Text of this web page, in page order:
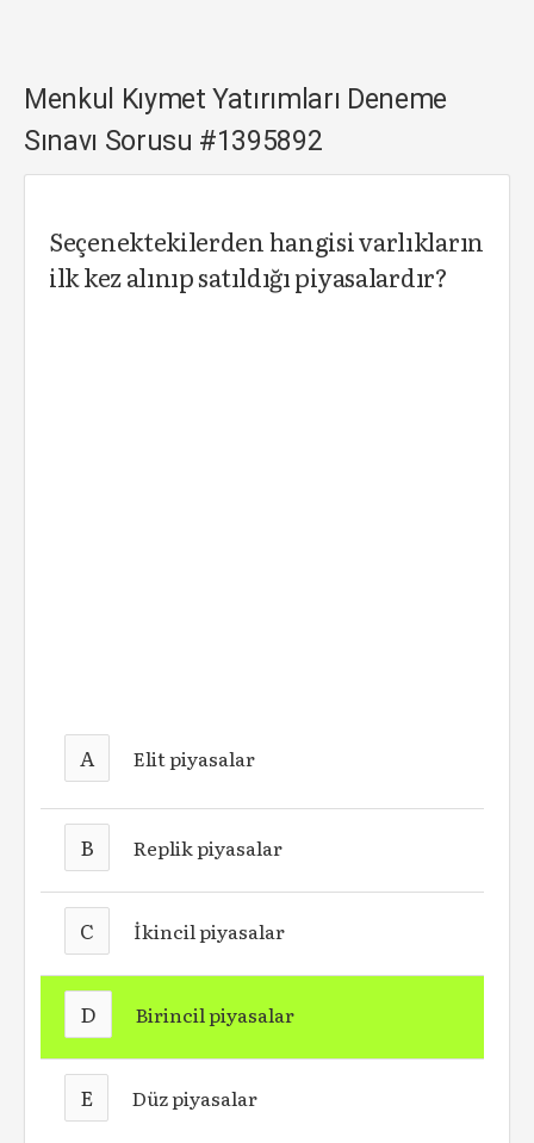
Menkul Kıymet Yatırımları Deneme
Sınavı Sorusu #1395892
Seçenektekilerden hangisi varlıkların
ilk kez alınıp satıldığı piyasalardır?
A Elit piyasalar
B Replik piyasalar
C İkincil piyasalar
D Birincil piyasalar
E Düz piyasalar